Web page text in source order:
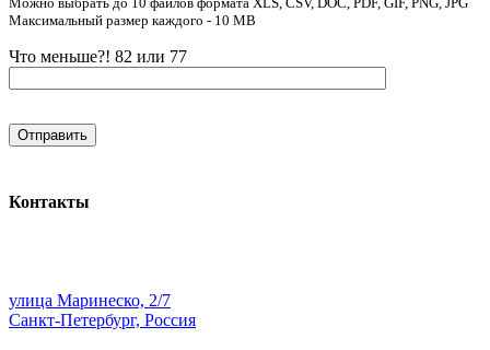
Максимальный размер каждого - 10 MB
Что меньше?! 82 или 77
Контакты
улица Маринеско, 2/7
Санкт-Петербург, Россия